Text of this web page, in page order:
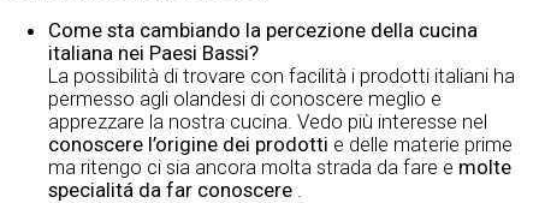
Come sta cambiando la percezione della cucina
italiana nei Paesi Bassi?
La possibilità di trovare con facilità i prodotti italiani ha
permesso agli olandesi di conoscere meglio e
apprezzare la nostra cucina. Vedo più interesse nel
conoscere l’origine dei prodotti e delle materie prime
ma ritengo ci sia ancora molta strada da fare e molte
specialitá da far conoscere